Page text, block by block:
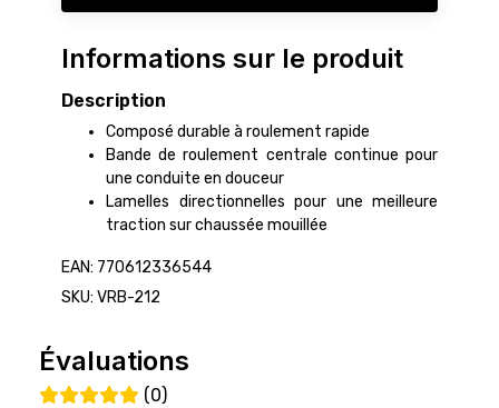
Informations sur le produit
Description
Composé durable à roulement rapide
Bande de roulement centrale continue pour
une conduite en douceur
Lamelles directionnelles pour une meilleure
traction sur chaussée mouillée
EAN: 770612336544
SKU: VRB-212
Évaluations
(0)